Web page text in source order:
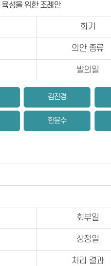
성을 위한 조례안
회기
의안 종류
발의일
김진경
한윤수
회부일
상정일
처리 결과